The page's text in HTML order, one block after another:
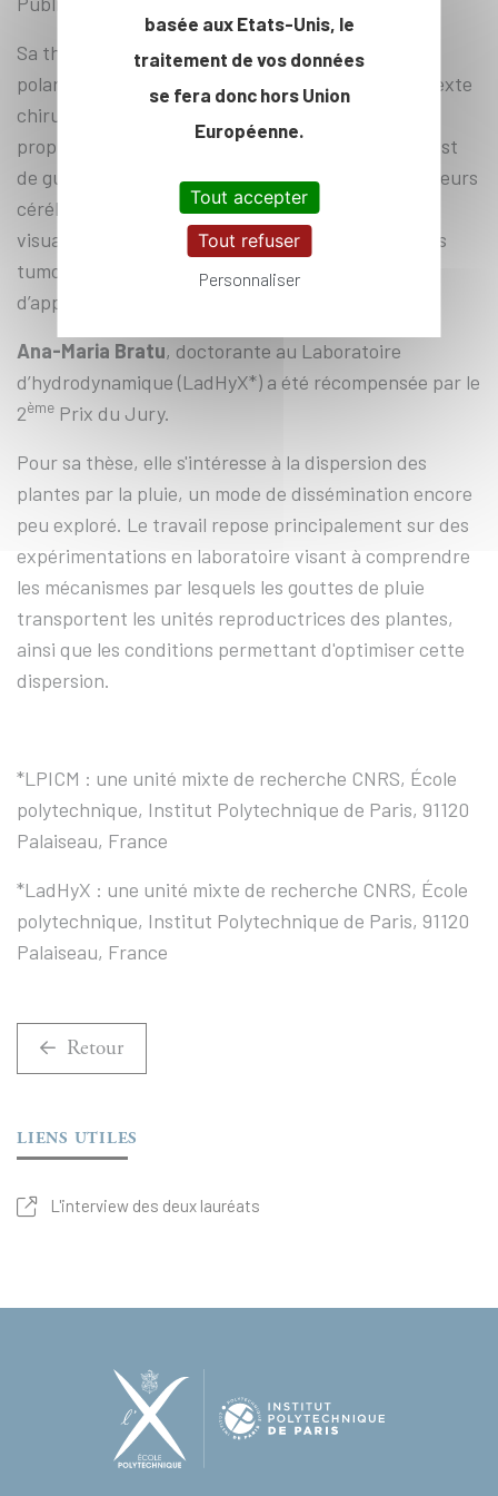
LIENS UTILES
L'interview des deux lauréats
Sa thèse porte sur l’intégration de l’imagerie
polarimétrique de Mueller à grand champ en contexte
chirurgical. L’imagerie polarimétrique utilise une
propriété de la lumière, la polarisation. Le but ici est
de guider en temps réel pour la détection des tumeurs
cérébrales. L’objectif principal est d’améliorer la
visualisation des limites entre tissus sains et tissus
tumoraux, en utilisant notamment des méthodes
d’apprentissage automatique et profond.
Ana-Maria Bratu, doctorante au Laboratoire
d’hydrodynamique (LadHyX*) a été récompensée par le
2ème Prix du Jury.
Pour sa thèse, elle s'intéresse à la dispersion des
plantes par la pluie, un mode de dissémination encore
peu exploré. Le travail repose principalement sur des
expérimentations en laboratoire visant à comprendre
les mécanismes par lesquels les gouttes de pluie
transportent les unités reproductrices des plantes,
ainsi que les conditions permettant d'optimiser cette
dispersion.
*LPICM : une unité mixte de recherche CNRS, École
polytechnique, Institut Polytechnique de Paris, 91120
Palaiseau, France
*LadHyX : une unité mixte de recherche CNRS, École
polytechnique, Institut Polytechnique de Paris, 91120
Palaiseau, France
Retour
basée aux Etats-Unis, le
traitement de vos données
se fera donc hors Union
Européenne.
Tout accepter
Tout refuser
Personnaliser